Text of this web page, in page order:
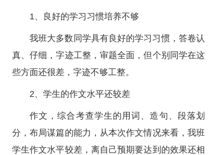
1、良好的学习习惯培养不够
我班大多数同学具有良好的学习习惯，答卷认
真、仔细，字迹工整，审题全面，但个别同学在这
些方面还很差，字迹不够工整。
2、学生的作文水平还较差
作文，综合考查学生的用词、造句、段落划
分，布局谋篇的能力，从本次作文情况来看，我班
学生作文水平较差，离自己预期要达到的效果还相